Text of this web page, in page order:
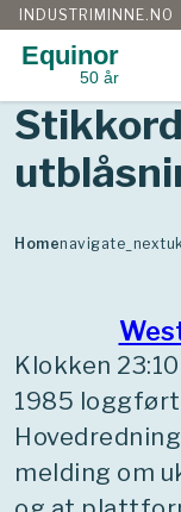
Gå
til
innhold
INDUSTRIMINNE.NO
Equinor
50 år
Homenavigate_next
Klokken
1985
melding om